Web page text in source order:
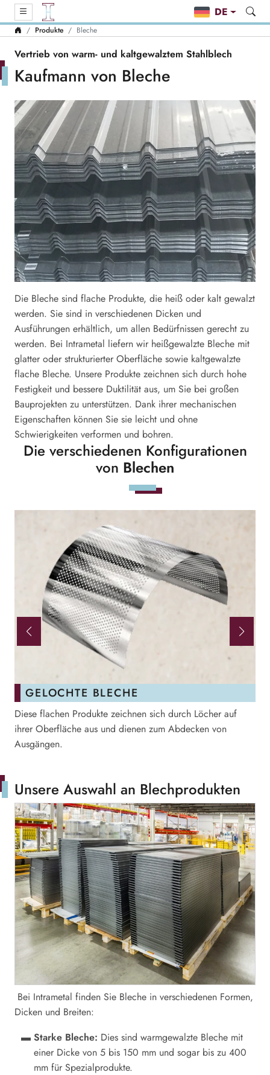
DE
Produkte Bleche
Vertrieb von warm- und kaltgewalztem Stahlblech
Kaufmann von Bleche
Die Bleche sind flache Produkte, die heiß oder kalt gewalzt
werden. Sie sind in verschiedenen Dicken und
Ausführungen erhältlich, um allen Bedürfnissen gerecht zu
werden. Bei Intrametal liefern wir heißgewalzte Bleche mit
glatter oder strukturierter Oberfläche sowie kaltgewalzte
flache Bleche. Unsere Produkte zeichnen sich durch hohe
Festigkeit und bessere Duktilität aus, um Sie bei großen
Bauprojekten zu unterstützen. Dank ihrer mechanischen
Eigenschaften können Sie sie leicht und ohne
Schwierigkeiten verformen und bohren.
Die verschiedenen Konfigurationen
von Blechen
GELOCHTE BLECHE
Diese flachen Produkte zeichnen sich durch Löcher auf
ihrer Oberfläche aus und dienen zum Abdecken von
Ausgängen.
Unsere Auswahl an Blechprodukten
Bei Intrametal finden Sie Bleche in verschiedenen Formen,
Dicken und Breiten:
Starke Bleche: Dies sind warmgewalzte Bleche mit
einer Dicke von 5 bis 150 mm und sogar bis zu 400
mm für Spezialprodukte.